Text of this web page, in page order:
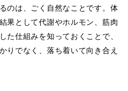
のは、ごく自然なことです。体
果として代謝やホルモン、筋肉
た仕組みを知っておくことで、
りでなく、落ち着いて向き合え